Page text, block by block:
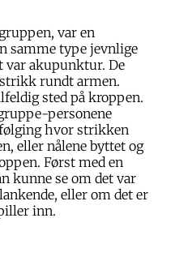
var en
samme type jevnlige
var akupunktur. De
rundt armen.
sted på kroppen.
personene
hvor strikken
eller nålene byttet og
Først med en
kunne se om det var
eller om det er
inn.